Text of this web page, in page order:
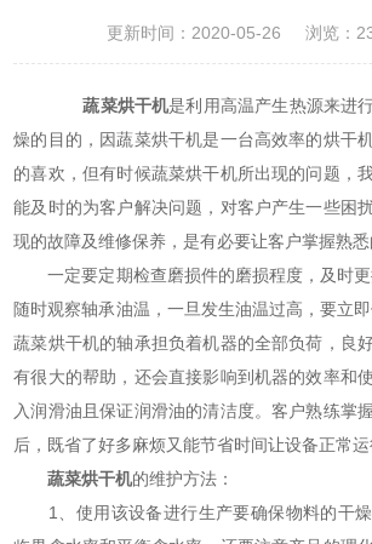
更新时间：2020-05-26 浏览：
蔬菜烘干机是利用高温产生热源来进
燥的目的，因蔬菜烘干机是一台高效率的烘干
的喜欢，但有时候蔬菜烘干机所出现的问题，
能及时的为客户解决问题，对客户产生一些困
现的故障及维修保养，是有必要让客户掌握熟悉
一定要定期检查磨损件的磨损程度，及时更
随时观察轴承油温，一旦发生油温过高，要立
蔬菜烘干机的轴承担负着机器的全部负荷，良
有很大的帮助，还会直接影响到机器的效率和
入润滑油且保证润滑油的清洁度。客户熟练掌
后，既省了好多麻烦又能节省时间让设备正常运
蔬菜烘干机的维护方法：
1、使用该设备进行生产要确保物料的干燥